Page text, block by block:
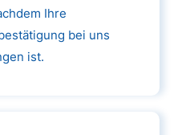
Ihre
bei uns
ist.